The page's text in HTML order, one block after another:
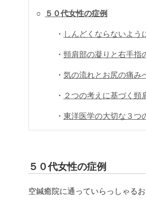
○ ５０代女性の症例
・ しんどくならないよう
・ 頸肩部の凝りと右手指
・ 気の流れとお尻の痛み
・ ２つの考えに基づく頸
・ 東洋医学の大切な３つ
５０代女性の症例
空鍼癒院に通っていらっしゃる